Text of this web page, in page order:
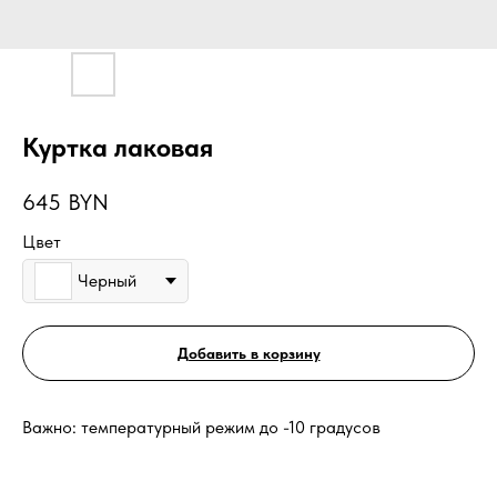
Куртка лаковая
645 BYN
Цвет
Черный
Добавить в корзину
Важно: температурный режим до -10 градусов